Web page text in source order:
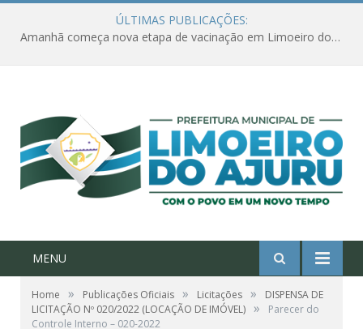
ÚLTIMAS PUBLICAÇÕES:
Amanhã começa nova etapa de vacinação em Limoeiro do Ajuru para idosos com 65 ou mais
MENU
Home » Publicações Oficiais » Licitações »
DISPENSA DE
LICITAÇÃO Nº 020/2022 (LOCAÇÃO DE IMÓVEL) »
Parecer do
Controle Interno – 020-2022